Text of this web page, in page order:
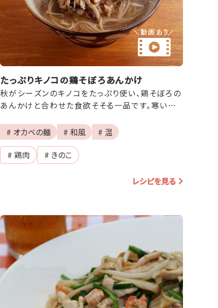
たっぷりキノコの鶏そぼろあんかけ
秋がシーズンのキノコをたっぷり使い、鶏そぼろの
あんかけと合わせた食欲そそる一品です。寒い日
ずの皮や七味唐辛子はお好みで♪
# オカベの麺 # 和風
# 温
# 鶏肉
# きのこ
レシピを見る